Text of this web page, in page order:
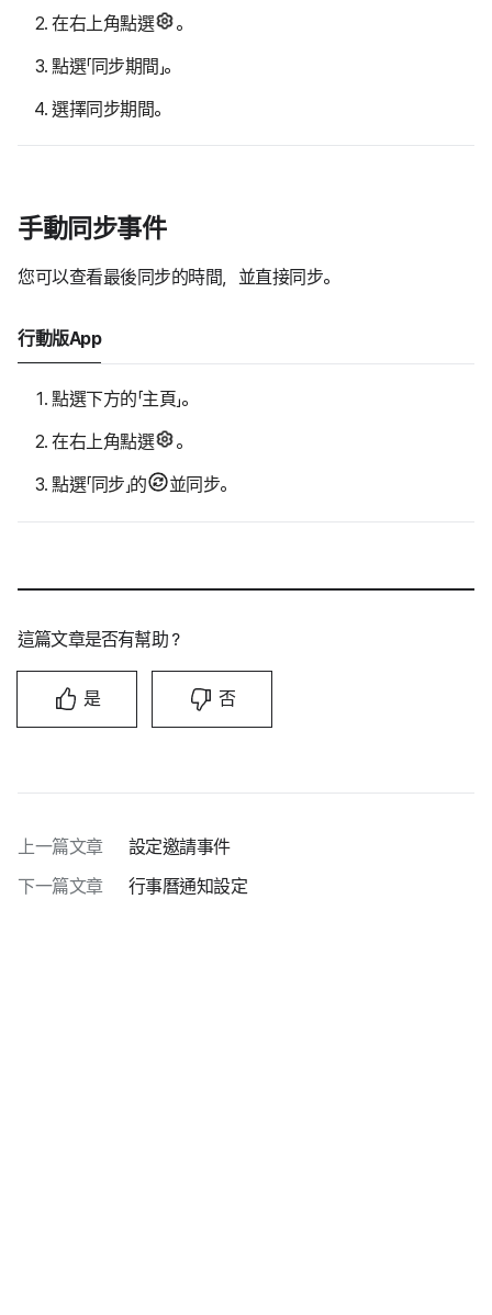
在右上角點選 。
點選「同步期間」。
選擇同步期間。
手動同步事件
您可以查看最後同步的時間，並直接同步。
行動版App
點選下方的「主頁」。
在右上角點選 。
點選「同步」的 並同步。
這篇文章是否有幫助？
是 否
上一篇文章
設定邀請事件
下一篇文章
行事曆通知設定